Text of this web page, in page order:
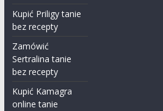
Kupić Priligy tanie
bez recepty
Zamówić
Sertralina tanie
bez recepty
Kupić Kamagra
online tanie